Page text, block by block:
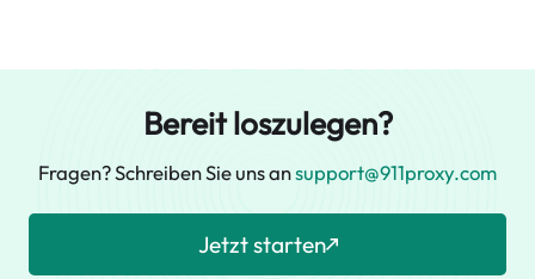
Bereit loszulegen?
Fragen? Schreiben Sie uns ansupport@911proxy.com
Jetzt starten